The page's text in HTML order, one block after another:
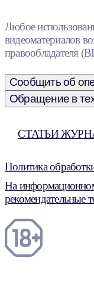
Любое
видеоматериалов
правообладателя
Сообщить об
Обращение в
СТАТЬИ
Политика
На
рекомендательные